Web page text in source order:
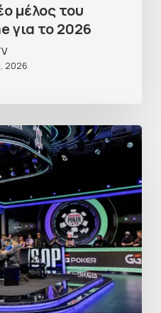
μέλος του
για το 2026
2026